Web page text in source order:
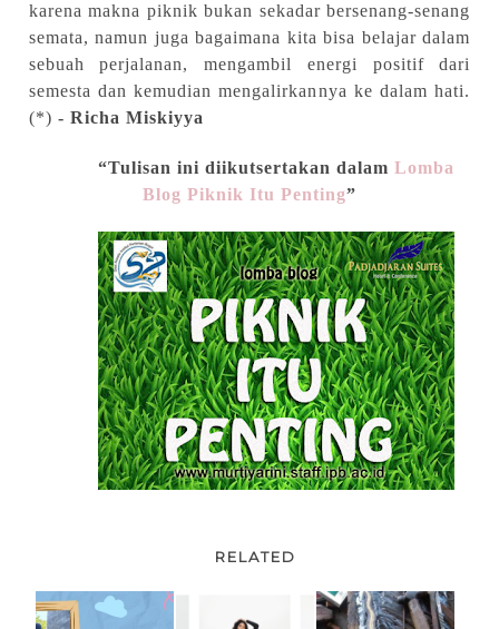
karena makna piknik bukan sekadar bersenang-senang
semata, namun juga bagaimana kita bisa belajar dalam
sebuah perjalanan, mengambil energi positif dari
semesta dan kemudian mengalirkannya ke dalam hati.
(*) - Richa Miskiyya
“Tulisan ini diikutsertakan dalam Lomba
Blog Piknik Itu Penting”
RELATED